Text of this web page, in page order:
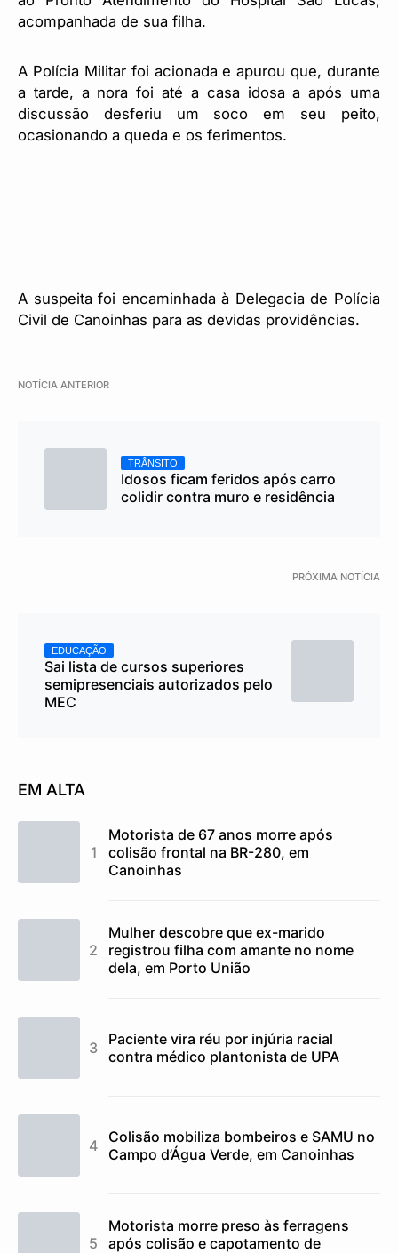
acompanhada de sua filha.
A Polícia Militar foi acionada e apurou que, durante
a tarde, a nora foi até a casa idosa a após uma
discussão desferiu um soco em seu peito,
ocasionando a queda e os ferimentos.
A suspeita foi encaminhada à Delegacia de Polícia
Civil de Canoinhas para as devidas providências.
NOTÍCIA ANTERIOR
TRÂNSITO
Idosos ficam feridos após carro
colidir contra muro e residência
PRÓXIMA NOTÍCIA
EDUCAÇÃO
Sai lista de cursos superiores
semipresenciais autorizados pelo
MEC
EM ALTA
Motorista de 67 anos morre após
colisão frontal na BR-280, em
Canoinhas
Mulher descobre que ex-marido
registrou filha com amante no nome
dela, em Porto União
Paciente vira réu por injúria racial
contra médico plantonista de UPA
Colisão mobiliza bombeiros e SAMU no
Campo d’Água Verde, em Canoinhas
Motorista morre preso às ferragens
após colisão e capotamento de